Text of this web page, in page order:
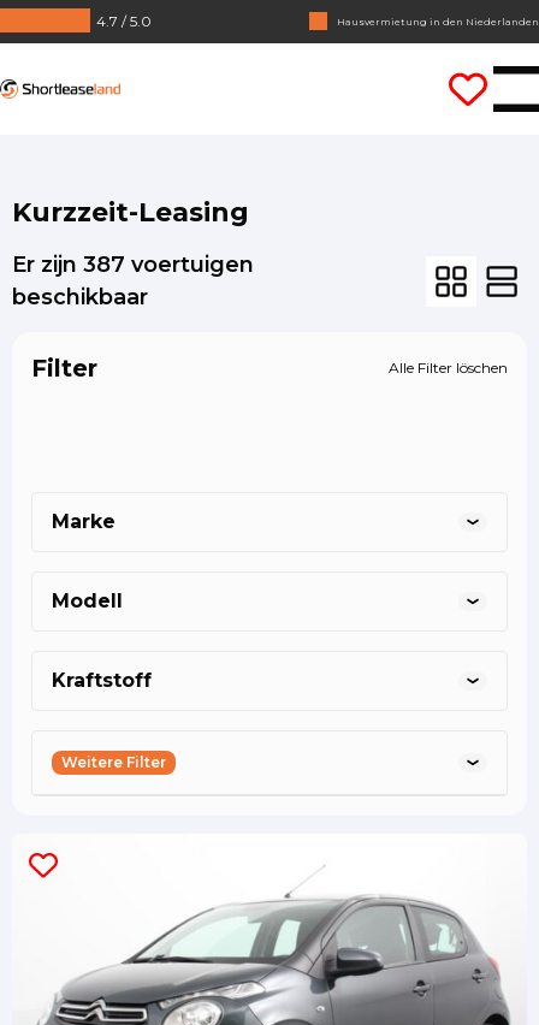
4.7 / 5.0
Keine Jahrezahlen benötigt
Lass uns gleich losfahren
Kurzzeit-Leasing
Er zijn 387 voertuigen
beschikbaar
Bianca
Anouk
Lois
Filter Alle Filter löschen
Marke
Modell
Kraftstoff
Weitere Filter